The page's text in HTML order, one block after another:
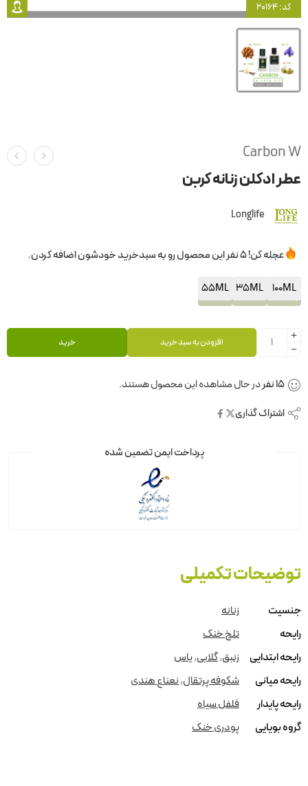
کد: 20164
Carbon W
عطر ادکلن زنانه کربن
Longlife
عجله کن! 5 نفر این محصول رو به سبدخرید خودشون اضافه کردن.
100ML
35ML
55ML
افزودن به سبد خرید خرید
15نفردر حال مشاهده این محصول هستند.
اشتراک گذاری
پرداخت ایمن تضمین شده
توضیحات تکمیلی
جنسیت
زنانه
رایحه
تلخ خنک
رایحه ابتدایی
زنبق,گلابی,یاس
رایحه میانی
شکوفه پرتقال,نعناع هندی
رایحه پایدار
فلفل سیاه
گروه بویایی
پودری خنک